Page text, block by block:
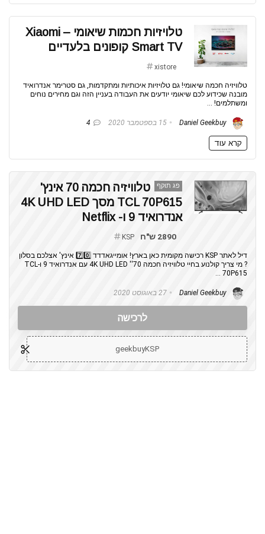
טלויזיות חכמות שיאומי – Xiaomi
Smart TV קופונים בלעדיים
xistore
טלוויזיה חכמה שיאומי! גם טלויזיות איכותיות ומתקדמות, גם סטרימר אנדרואיד
מובנה שכידוע לכם שיאומי יודעים את העבודה בעניין הזה וגם מחירים נוחים
ומשתלמים! ...
15 בספטמבר 2020 4
קרא עוד
פג תוקף
טלוויזיה חכמה 70 אינץ'
TCL 70P615 מסך 4K UHD LED
אנדרואיד 9 ו- Netflix
2890 ש"ח KSP
דיל לאתר KSP רכישה מקומית כאן בארץ! אומייגאדדד 7️⃣0️⃣ אינץ' אצלכם בסלון
? מי צריך קולנוע בחיי טלוויזיה חכמה 70'' 4K UHD LED עם אנדרואיד 9 ו-TCL
70P615 ...
27 באוגוסט 2020
לרכישה
geekbuyKSP